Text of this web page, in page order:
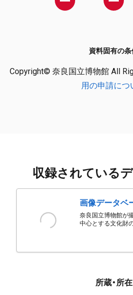
資料固有の条
Copyright© 奈良国立博物館 All
用の申請につ
収録されている
画像データベ
奈良国立博物館が
中心とする文化財
所蔵・所在